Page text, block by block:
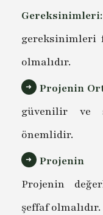
Gereksinimleri:
gereksinimleri
olmalıdır.
Projenin
güvenilir ve
önemlidir.
Projenin
Projenin
şeffaf olmalıdır.